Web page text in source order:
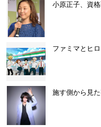
小原正子、資
ファミマとヒ
施す側から見